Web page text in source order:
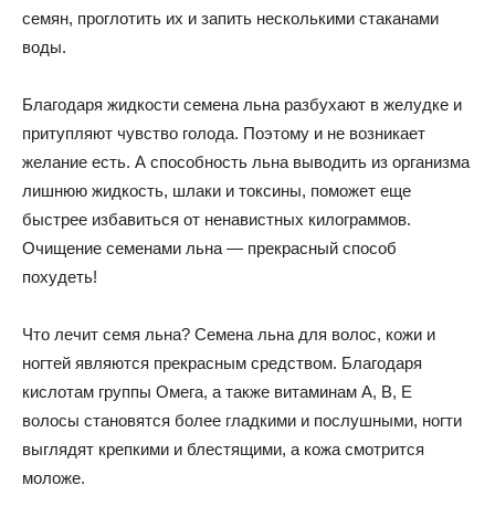
семян, проглотить их и запить несколькими стаканами
воды.
Благодаря жидкости семена льна разбухают в желудке и
притупляют чувство голода. Поэтому и не возникает
желание есть. А способность льна выводить из организма
лишнюю жидкость, шлаки и токсины, поможет еще
быстрее избавиться от ненавистных килограммов.
Очищение семенами льна — прекрасный способ
похудеть!
Что лечит семя льна? Семена льна для волос, кожи и
ногтей являются прекрасным средством. Благодаря
кислотам группы Омега, а также витаминам А, В, Е
волосы становятся более гладкими и послушными, ногти
выглядят крепкими и блестящими, а кожа смотрится
моложе.